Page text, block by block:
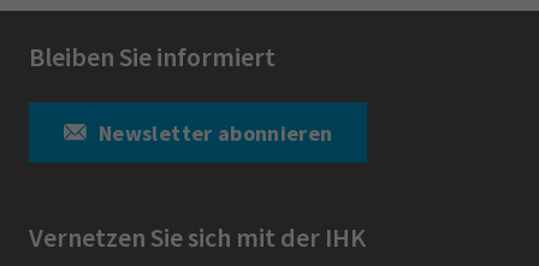
Bleiben Sie informiert
Newsletter abonnieren
Vernetzen Sie sich mit der IHK